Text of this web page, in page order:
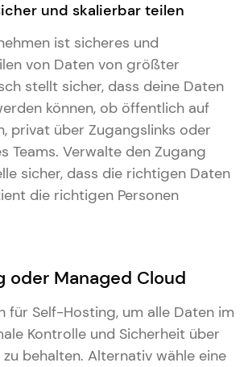
und skalierbar teilen
ist sicheres und
von Daten von größter
stellt sicher, dass deine Daten
können, ob öffentlich auf
privat über Zugangslinks oder
Teams. Verwalte den Zugang
sicher, dass die richtigen Daten
die richtigen Personen
oder Managed Cloud
für Self-Hosting, um alle Daten im
Kontrolle und Sicherheit über
zu behalten. Alternativ wähle eine